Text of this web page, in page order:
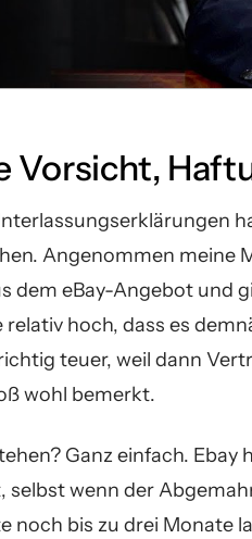
Vorsicht,
Angenommen meine
dem eBay-Angebot und
relativ hoch, dass es
teuer, weil dann
wohl bemerkt.
Ganz einfach.
selbst wenn der
noch bis zu drei Monate